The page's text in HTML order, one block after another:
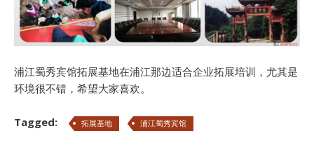
浦江蜀秀宾馆拓展基地在浦江那边适合企业拓展培训，尤其是
环境很不错，希望大家喜欢。
Tagged: 拓展基地 浦江蜀秀宾馆